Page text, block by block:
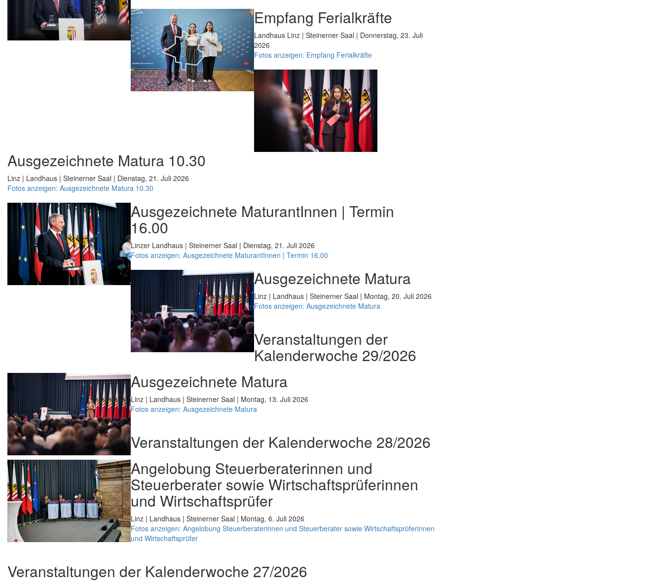
Empfang Ferialkräfte
Landhaus Linz | Steinerner Saal | Donnerstag, 23. Juli
2026
Fotos anzeigen: Empfang Ferialkräfte
Ausgezeichnete Matura 10.30
Linz | Landhaus | Steinerner Saal | Dienstag, 21. Juli 2026
Fotos anzeigen: Ausgezeichnete Matura 10.30
Ausgezeichnete MaturantInnen | Termin
16.00
Linzer Landhaus | Steinerner Saal | Dienstag, 21. Juli 2026
Fotos anzeigen: Ausgezeichnete MaturantInnen | Termin 16.00
Ausgezeichnete Matura
Linz | Landhaus | Steinerner Saal | Montag, 20. Juli 2026
Fotos anzeigen: Ausgezeichnete Matura
Veranstaltungen der
Kalenderwoche 29/2026
Ausgezeichnete Matura
Linz | Landhaus | Steinerner Saal | Montag, 13. Juli 2026
Fotos anzeigen: Ausgezeichnete Matura
Veranstaltungen der Kalenderwoche 28/2026
Angelobung Steuerberaterinnen und
Steuerberater sowie Wirtschaftsprüferinnen
und Wirtschaftsprüfer
Linz | Landhaus | Steinerner Saal | Montag, 6. Juli 2026
Fotos anzeigen: Angelobung Steuerberaterinnen und Steuerberater sowie Wirtschaftsprüferinnen
und Wirtschaftsprüfer
Veranstaltungen der Kalenderwoche 27/2026